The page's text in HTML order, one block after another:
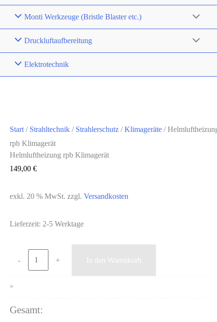
Monti Werkzeuge (Bristle Blaster etc.)
Druckluftaufbereitung
Elektrotechnik
Start/ Strahltechnik / Strahlerschutz /Klimageräte /
rpb Klimagerät
Helmluftheizung rpb Klimagerät
149,00 €
exkl. 20 % MwSt. zzgl. Versandkosten
Lieferzeit: 2-5 Werktage
-
Helmluftheizung
Klimagerät
+ In den Warenkorb
×
Gesamt: